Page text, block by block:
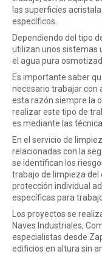
las superficies
específicos.
Dependiendo del tipo
utilizan unos sistemas
el agua pura
Es importante saber
necesario trabajar con
esta razón siempre la
realizar este tipo de
es mediante las
En el servicio de
relacionadas con la
se identifican los
trabajo de limpieza del
protección individual
específicas para
Los proyectos se
Naves Industriales,
especialistas desde
edificios en altura sin